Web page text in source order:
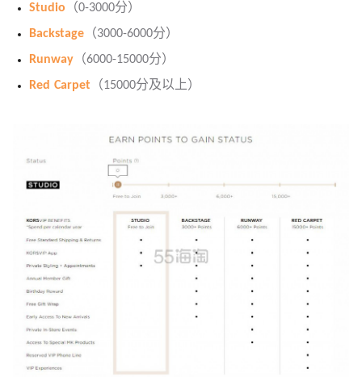
Studio （0-3000分）
Backstage （3000-6000分）
Runway （6000-15000分）
Red Carpet （15000分及以上）